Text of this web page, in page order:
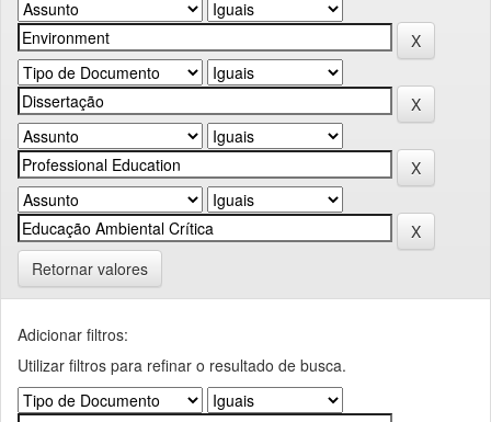
Retornar valores
Adicionar filtros:
Utilizar filtros para refinar o resultado de busca.